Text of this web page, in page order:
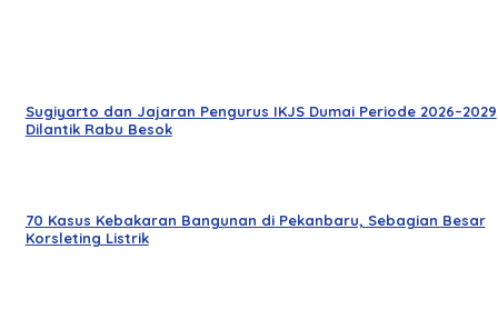
Sugiyarto dan Jajaran Pengurus IKJS Dumai Periode 2026–2029
Dilantik Rabu Besok
70 Kasus Kebakaran Bangunan di Pekanbaru, Sebagian Besar
Korsleting Listrik